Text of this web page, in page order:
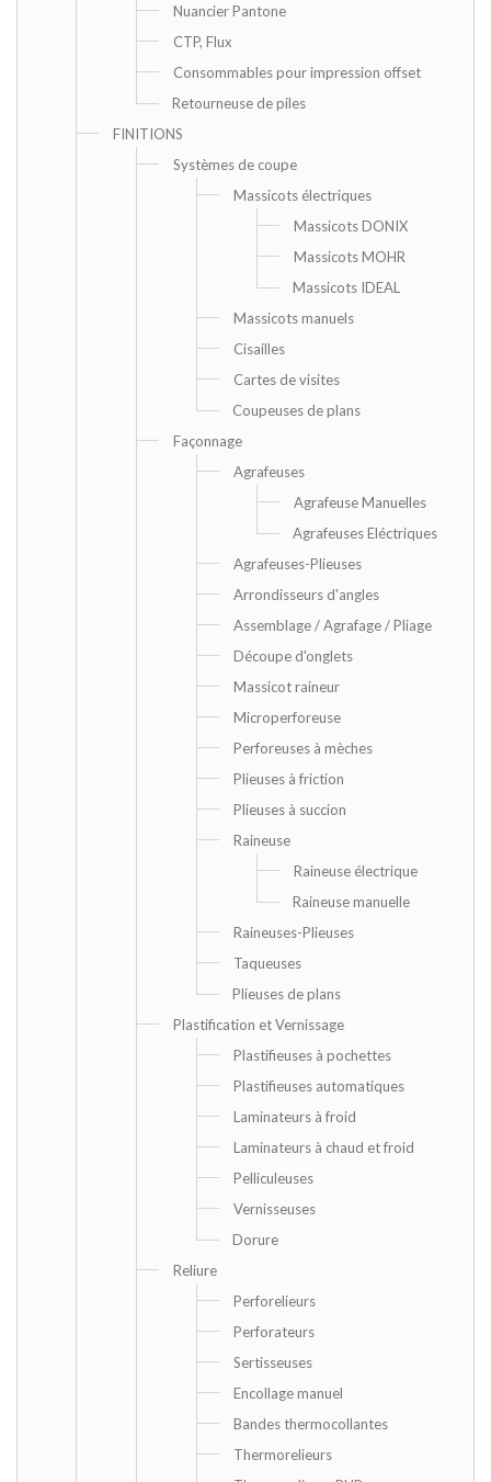
Nuancier Pantone
CTP, Flux
Consommables pour impression offset
Retourneuse de piles
FINITIONS
Systèmes de coupe
Massicots électriques
Massicots DONIX
Massicots MOHR
Massicots IDEAL
Massicots manuels
Cisailles
Cartes de visites
Coupeuses de plans
Façonnage
Agrafeuses
Agrafeuse Manuelles
Agrafeuses Eléctriques
Agrafeuses-Plieuses
Arrondisseurs d'angles
Assemblage / Agrafage / Pliage
Découpe d'onglets
Massicot raineur
Microperforeuse
Perforeuses à mèches
Plieuses à friction
Plieuses à succion
Raineuse
Raineuse électrique
Raineuse manuelle
Raineuses-Plieuses
Taqueuses
Plieuses de plans
Plastification et Vernissage
Plastifieuses à pochettes
Plastifieuses automatiques
Laminateurs à froid
Laminateurs à chaud et froid
Pelliculeuses
Vernisseuses
Dorure
Reliure
Perforelieurs
Perforateurs
Sertisseuses
Encollage manuel
Bandes thermocollantes
Thermorelieurs